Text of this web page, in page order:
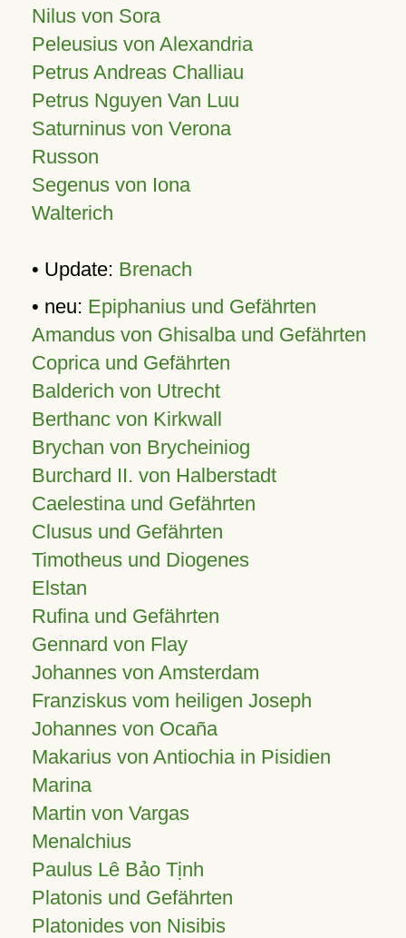
Nilus von Sora
Peleusius von Alexandria
Petrus Andreas Challiau
Petrus Nguyen Van Luu
Saturninus von Verona
Russon
Segenus von Iona
Walterich
• Update: Brenach
• neu: Epiphanius und Gefährten
Amandus von Ghisalba und Gefährten
Coprica und Gefährten
Balderich von Utrecht
Berthanc von Kirkwall
Brychan von Brycheiniog
Burchard II. von Halberstadt
Caelestina und Gefährten
Clusus und Gefährten
Timotheus und Diogenes
Elstan
Rufina und Gefährten
Gennard von Flay
Johannes von Amsterdam
Franziskus vom heiligen Joseph
Johannes von Ocaña
Makarius von Antiochia in Pisidien
Marina
Martin von Vargas
Menalchius
Paulus Lê Bảo Tịnh
Platonis und Gefährten
Platonides von Nisibis